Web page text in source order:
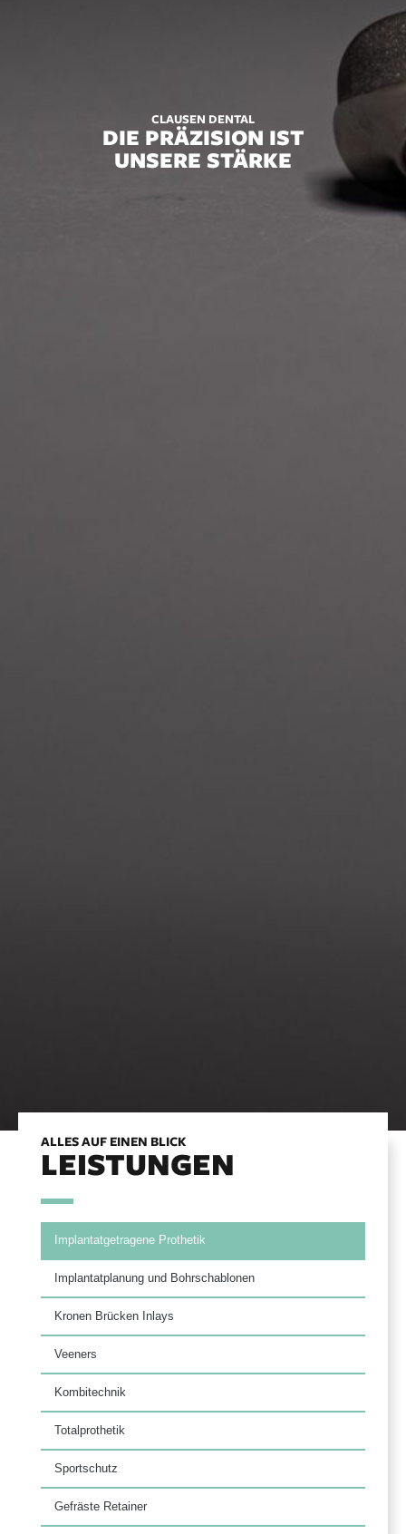
CLAUSEN DENTAL
DIE PRÄZISION IST
UNSERE STÄRKE
ALLES AUF EINEN BLICK
LEISTUNGEN
Implantatgetragene Prothetik
Implantatplanung und Bohrschablonen
Kronen Brücken Inlays
Veeners
Kombitechnik
Totalprothetik
Sportschutz
Gefräste Retainer